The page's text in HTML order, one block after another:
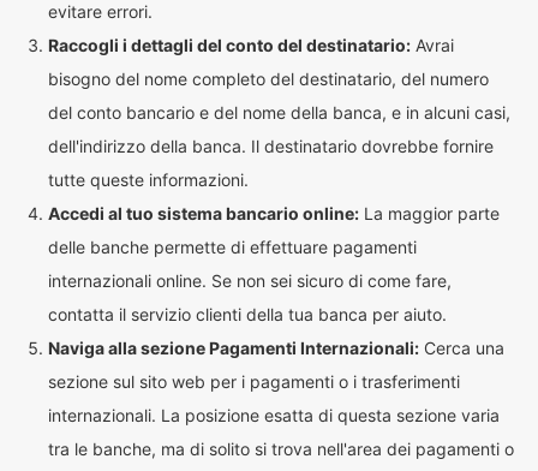
evitare errori.
Raccogli i dettagli del conto del destinatario: Avrai
bisogno del nome completo del destinatario, del numero
del conto bancario e del nome della banca, e in alcuni casi,
dell'indirizzo della banca. Il destinatario dovrebbe fornire
tutte queste informazioni.
Accedi al tuo sistema bancario online: La maggior parte
delle banche permette di effettuare pagamenti
internazionali online. Se non sei sicuro di come fare,
contatta il servizio clienti della tua banca per aiuto.
Naviga alla sezione Pagamenti Internazionali: Cerca una
sezione sul sito web per i pagamenti o i trasferimenti
internazionali. La posizione esatta di questa sezione varia
tra le banche, ma di solito si trova nell'area dei pagamenti o